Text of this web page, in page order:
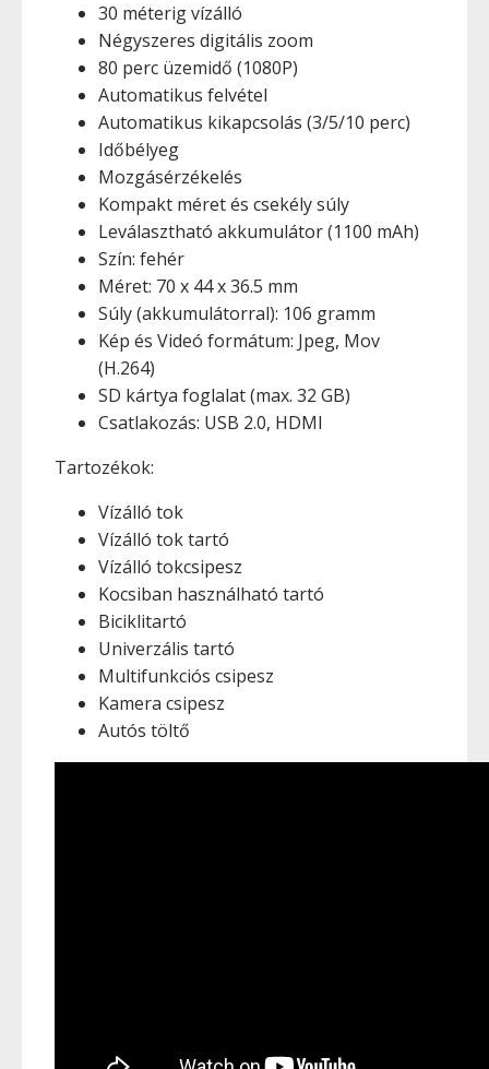
30 méterig vízálló
Négyszeres digitális zoom
80 perc üzemidő (1080P)
Automatikus felvétel
Automatikus kikapcsolás (3/5/10 perc)
Időbélyeg
Mozgásérzékelés
Kompakt méret és csekély súly
Leválasztható akkumulátor (1100 mAh)
Szín: fehér
Méret: 70 x 44 x 36.5 mm
Súly (akkumulátorral): 106 gramm
Kép és Videó formátum: Jpeg, Mov
(H.264)
SD kártya foglalat (max. 32 GB)
Csatlakozás: USB 2.0, HDMI
Tartozékok:
Vízálló tok
Vízálló tok tartó
Vízálló tokcsipesz
Kocsiban használható tartó
Biciklitartó
Univerzális tartó
Multifunkciós csipesz
Kamera csipesz
Autós töltő